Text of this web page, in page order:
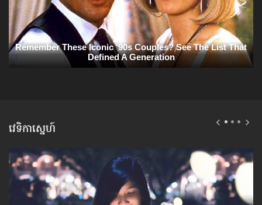
វេទិកាស្នេហ៍